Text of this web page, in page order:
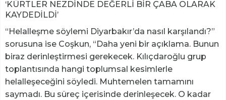
‘KÜRTLER NEZDİNDE DEĞERLİ BİR ÇABA OLARAK
KAYDEDİLDİ’
“Helalleşme söylemi Diyarbakır’da nasıl karşılandı?”
sorusuna ise Coşkun, “Daha yeni bir açıklama. Bunun
biraz derinleştirmesi gerekecek. Kılıçdaroğlu grup
toplantısında hangi toplumsal kesimlerle
helalleşeceğini söyledi. Muhtemelen tamamını
saymadı. Bu süreç içerisinde derinleşecek. O kadar